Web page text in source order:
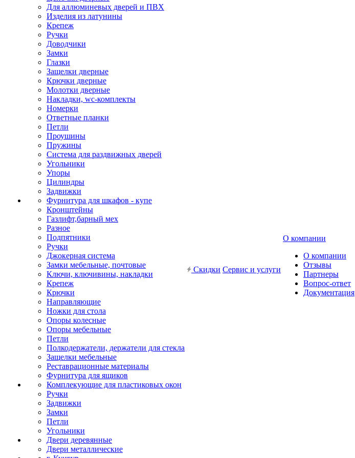
Для аллюминевых дверей и ПВХ
Изделия из латунины
Крепеж
Ручки
Доводчики
Замки
Глазки
Защелки дверные
Крючки дверные
Молотки дверные
Накладки, wc-комплекты
Номерки
Ответные планки
Петли
Проушины
Пружины
Система для раздвижных дверей
Угольники
Упоры
Цилиндры
Задвижки
Фурнитура для шкафов - купе
Кронштейны
Газлифт,барный мех
Разное
Подпятники
Ручки
Джокерная система
Замки мебельные, почтовые
Ключи, ключивины, накладки
Крепеж
Крючки
Направляющие
Ножки для стола
Опоры колесные
Опоры мебельные
Петли
Полкодержатели, держатели для стекла
Защелки мебельные
Реставрационные материалы
Фурнитура для ящиков
Комплекующие для пластиковых окон
Ручки
Задвижки
Замки
Петли
Угольники
Двери деревянные
Двери металлические
Скидки Сервис и услуги
О компании
О компании
Отзывы
Партнеры
Вопрос-ответ
Документация